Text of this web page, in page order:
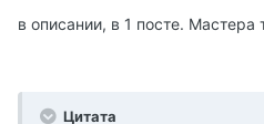
в описании, в 1 посте. Мастера
Цитата